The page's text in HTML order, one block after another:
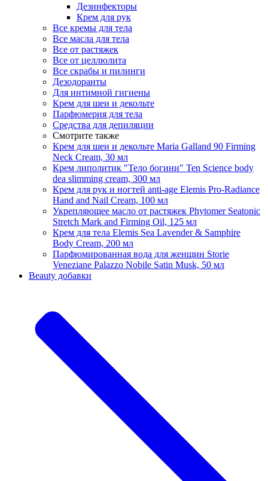
Дезинфекторы
Крем для рук
Все кремы для тела
Все масла для тела
Все от растяжек
Все от целлюлита
Все скрабы и пилинги
Дезодоранты
Для интимной гигиены
Крем для шеи и декольте
Парфюмерия для тела
Средства для депиляции
Смотрите также
Крем для шеи и декольте Maria Galland 90 Firming
Neck Cream, 30 мл
Крем липолитик "Тело богини" Ten Science body
dea slimming cream, 300 мл
Крем для рук и ногтей anti-age Elemis Pro-Radiance
Hand and Nail Cream, 100 мл
Укрепляющее масло от растяжек Phytomer Seatonic
Stretch Mark and Firming Oil, 125 мл
Крем для тела Elemis Sea Lavender & Samphire
Body Cream, 200 мл
Парфюмированная вода для женщин Storie
Veneziane Palazzo Nobile Satin Musk, 50 мл
Beauty добавки